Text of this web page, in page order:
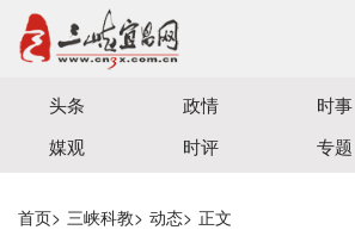
宜昌三峡融媒体中心主办
头条 政情 时事
媒观
时评 专题
首页> 三峡科教> 动态> 正文